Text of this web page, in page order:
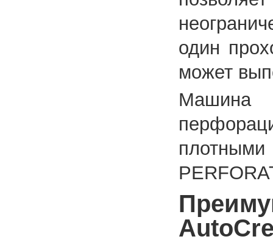
один
может
Машина